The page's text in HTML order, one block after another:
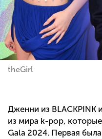
theGirl
Дженни из BLACKPINK
из мира k-pop,
Gala 2024. Первая